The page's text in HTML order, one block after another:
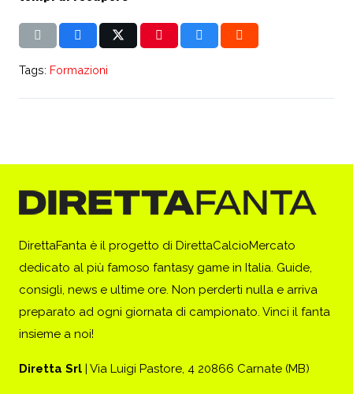
Tags: Formazioni
DirettaFanta è il progetto di DirettaCalcioMercato
dedicato al più famoso fantasy game in Italia. Guide,
consigli, news e ultime ore. Non perderti nulla e arriva
preparato ad ogni giornata di campionato. Vinci il fanta
insieme a noi!
Diretta Srl | Via Luigi Pastore, 4 20866 Carnate (MB)